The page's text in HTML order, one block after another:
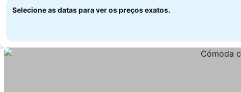
Selecione as datas para ver os preços exatos.